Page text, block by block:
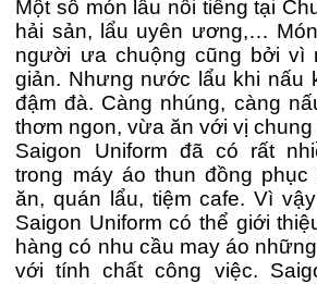
Một số món lẩu nổi tiếng tại
hải sản, lẩu uyên ương,… Món
người ưa chuộng cũng bởi vì
giản. Nhưng nước lẩu khi nấu
đậm đà. Càng nhúng, càng
thơm ngon, vừa ăn với vị chung
Saigon Uniform đã có rất
trong máy áo thun đồng phục
ăn, quán lẩu, tiệm cafe. Vì vậy
Saigon Uniform có thể giới
hàng có nhu cầu may áo
với tính chất công việc.